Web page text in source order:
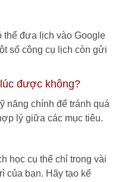
thể đưa lịch vào Google
số công cụ lịch còn gửi
được không?
năng chính để tránh quá
lý giữa các mục tiêu.
học cụ thể chỉ trong vài
của bạn. Hãy tạo kế